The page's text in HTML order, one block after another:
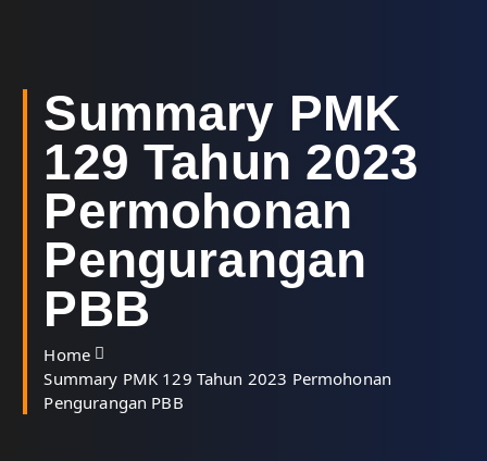
Summary PMK
129 Tahun 2023
Permohonan
Pengurangan
PBB
Home
Summary PMK 129 Tahun 2023 Permohonan
Pengurangan PBB